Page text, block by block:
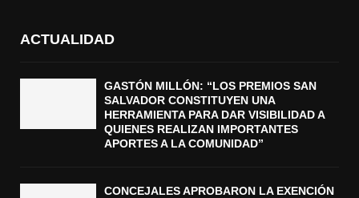
ACTUALIDAD
GASTÓN MILLÓN: “LOS PREMIOS SAN
SALVADOR CONSTITUYEN UNA
HERRAMIENTA PARA DAR VISIBILIDAD A
QUIENES REALIZAN IMPORTANTES
APORTES A LA COMUNIDAD”
CONCEJALES APROBARON LA EXENCIÓN